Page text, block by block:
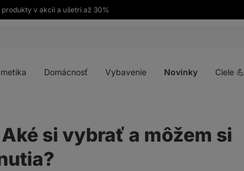
produkty v akcii a ušetri až 30%
Domácnosť Vybavenie Novinky Ciele 💪
si vybrať a môžem si